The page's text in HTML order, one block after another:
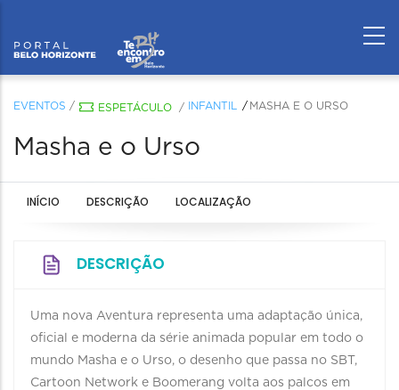
EVENTOS / ESPETÁCULO / INFANTIL MASHA E O URSO
Masha e o Urso
INÍCIO DESCRIÇÃO LOCALIZAÇÃO
DESCRIÇÃO
Uma nova Aventura representa uma adaptação única,
oficial e moderna da série animada popular em todo o
mundo Masha e o Urso, o desenho que passa no SBT,
Cartoon Network e Boomerang volta aos palcos em